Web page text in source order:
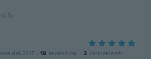
fa
dal 2017 · 19 recensioni · 3 caricamenti